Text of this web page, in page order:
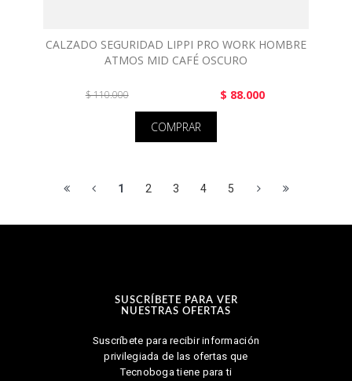
CALZADO SEGURIDAD LIPPI PRO WORK HOMBRE
ATMOS MID CAFÉ OSCURO
$ 110.000 $ 88.000
COMPRAR
1 2 3 4 5
SUSCRÍBETE PARA VER
NUESTRAS OFERTAS
Suscríbete para recibir información
privilegiada de las ofertas que
Tecnoboga tiene para ti